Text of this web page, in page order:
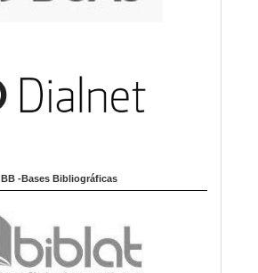
BB -Bases Bibliográficas